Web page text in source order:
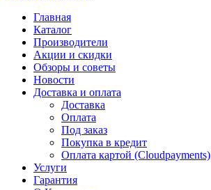
Главная
Каталог
Производители
Акции и скидки
Обзоры и советы
Новости
Доставка и оплата
Доставка
Оплата
Под заказ
Покупка в кредит
Оплата картой (Cloudpayments)
Услуги
Гарантия